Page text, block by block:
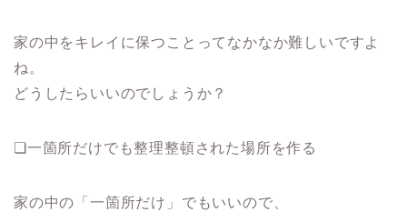
家の中をキレイに保つことってなかなか難しいですよ
ね。
どうしたらいいのでしょうか？
❏一箇所だけでも整理整頓された場所を作る
家の中の「一箇所だけ」でもいいので、